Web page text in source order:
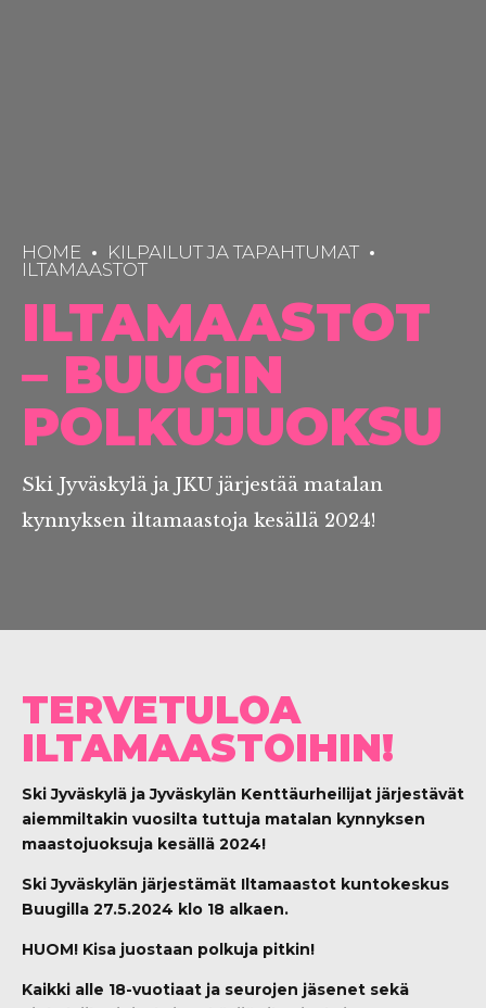
HOME
KILPAILUT JA TAPAHTUMAT
ILTAMAASTOT
ILTAMAASTOT
– BUUGIN
POLKUJUOKSU
Ski Jyväskylä ja JKU järjestää matalan
kynnyksen iltamaastoja kesällä 2024!
TERVETULOA
ILTAMAASTOIHIN!
Ski Jyväskylä ja Jyväskylän Kenttäurheilijat järjestävät
aiemmiltakin vuosilta tuttuja matalan kynnyksen
maastojuoksuja kesällä 2024!
Ski Jyväskylän järjestämät Iltamaastot kuntokeskus
Buugilla 27.5.2024 klo 18 alkaen.
HUOM! Kisa juostaan polkuja pitkin!
Kaikki alle 18-vuotiaat ja seurojen jäsenet sekä